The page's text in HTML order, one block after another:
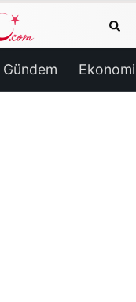
Gündem Ekonomi